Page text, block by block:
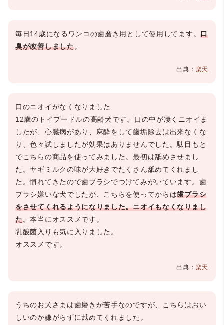
毎日14歳になるワンコの歯磨き用として使用してます。口
臭が改善しました。
出典： 楽天
口のニオイがなくなりました
12歳のトイプードルの高齢犬です。口の中が凄くニオイま
したが、心臓病があり、麻酔をして歯垢除去は出来なくな
り、色々試しましたが効果はありませんでした。駄目もと
でこちらの商品を使ってみました。最初は舐めさせまし
た。ヤギミルクの味が大好きでたくさん舐めてくれまし
た。慣れてきたので歯ブラシでつけてみがいています。歯
ブラシ嫌いな犬でしたが、こちらを使ってからは歯ブラシ
をさせてくれるようになりました。ニオイもなくなりまし
た。本当にオススメです。
乳酸菌入りも気に入りました。
オススメです。
出典： 楽天
うちのお犬さまは歯磨きが苦手なのですが、こちらはおい
しいのか嫌がらずに舐めてくれました。